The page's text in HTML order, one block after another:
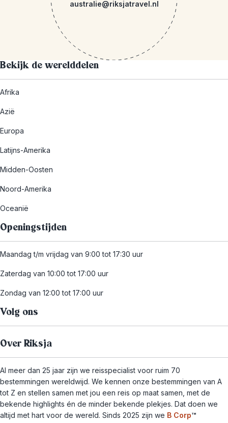
australie@riksjatravel.nl
Bekijk de werelddelen
Afrika
Azië
Europa
Latijns-Amerika
Midden-Oosten
Noord-Amerika
Oceanië
Openingstijden
Maandag t/m vrijdag van 9:00 tot 17:30 uur
Zaterdag van 10:00 tot 17:00 uur
Zondag van 12:00 tot 17:00 uur
Volg ons
Over Riksja
Al meer dan 25 jaar zijn we reisspecialist voor ruim 70
bestemmingen wereldwijd. We kennen onze bestemmingen van A
tot Z en stellen samen met jou een reis op maat samen, met de
bekende highlights én de minder bekende plekjes. Dat doen we
altijd met hart voor de wereld. Sinds 2025 zijn we B Corp™